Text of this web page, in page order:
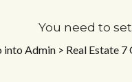
You need to
into Admin > Real Estate